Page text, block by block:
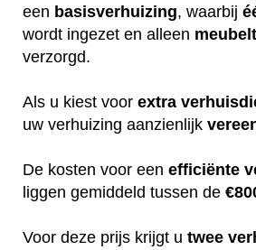
een basisverhuizing, waarbij
wordt ingezet en alleen
verzorgd.
Als u kiest voor extra
uw verhuizing aanzienlijk
De kosten voor een efficiënte
liggen gemiddeld tussen de
Voor deze prijs krijgt u twee